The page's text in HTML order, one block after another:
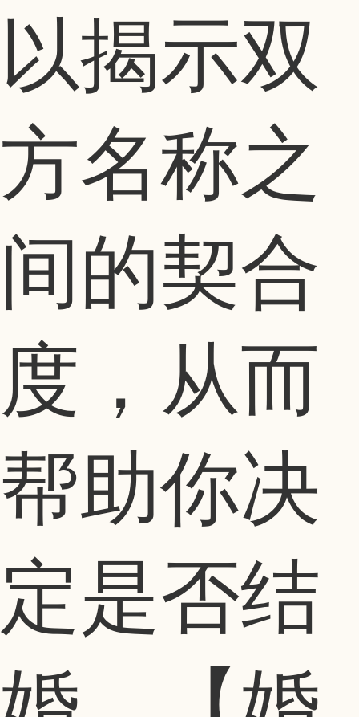
以揭示双
方名称之
间的契合
度，从而
帮助你决
定是否结